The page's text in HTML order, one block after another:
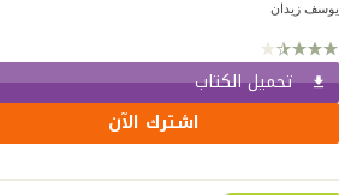
يوسف زيدان
تحميل الكتاب
اشترك الآن